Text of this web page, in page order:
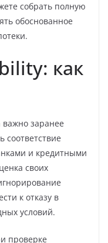
собрать полную
обоснованное
как
заранее
соответствие
и кредитными
своих
к отказу в
условий.
проверке